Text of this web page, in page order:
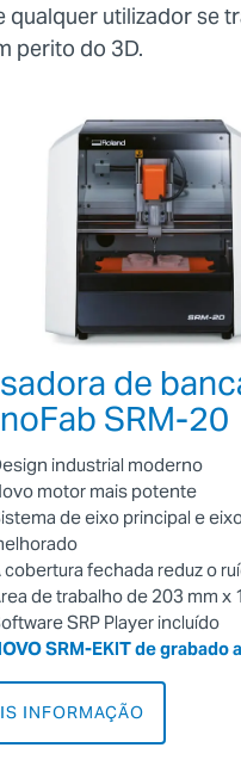
qualquer utilizador se
perito do 3D.
de
SRM-20
industrial moderno
motor mais potente
de eixo principal e
cobertura fechada reduz o
de trabalho de 203 mm x
SRP Player incluído
SRM-EKIT de grabado
INFORMAÇÃO